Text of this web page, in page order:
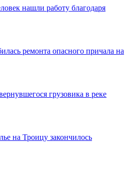
нашли работу благодаря
ремонта опасного причала на
грузовика в реке
на Троицу закончилось